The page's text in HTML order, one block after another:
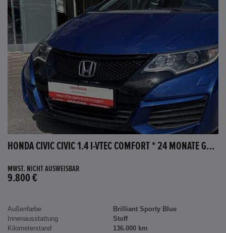
HONDA CIVIC CIVIC 1.4 I-VTEC COMFORT * 24 MONATE GARANTIE *
MWST. NICHT AUSWEISBAR
9.800 €
Außenfarbe
Brilliant Sporty Blue
Innenausstattung
Stoff
Kilometerstand
136.000 km